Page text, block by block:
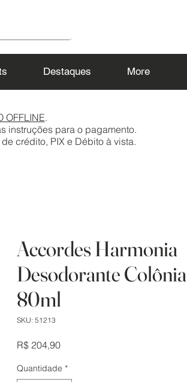
Destaques More
OFFLINE.
instruções para o pagamento.
crédito, PIX e Débito à vista.
Accordes Harmonia
Desodorante Colônia
80ml
SKU: 51213
R$ 204,90Preço
Quantidade *